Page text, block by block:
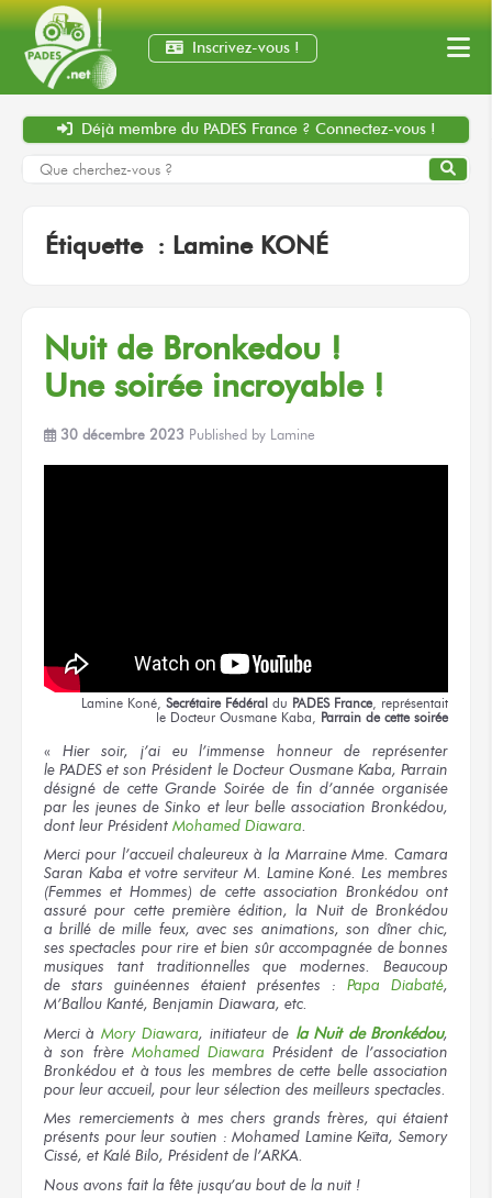
Inscrivez-vous !
Déjà membre du PADES France ? Connectez-vous !
Étiquette : Lamine KONÉ
Nuit de Bronkedou !
Une soirée incroyable !
30 décembre 2023 Published by Lamine
Lamine Koné, Secrétaire Fédéral du PADES France, représentait
le Docteur Ousmane Kaba, Parrain de cette soirée
« Hier soir, j’ai eul’immense honneurde représenter
le PADES et son Président le DocteurOusmane Kaba, Parrain
désigné de cette Grande Soirée de fin d’année organisée
par les jeunes de Sinko et leur belleassociation Bronkédou,
dont leur Président Mohamed Diawara.
Merci pour l’accueilchaleureux à la Marraine Mme. Camara
Saran Kaba et votre serviteur M. LamineKoné.Les membres
(Femmeset Hommes) de cette association Bronkédou ont
assurépour cette premièreédition,la Nuit de Bronkédou
a brillé de mille feux,avec ses animations, son dînerchic,
ses spectacles pour rire et bien sûraccompagnée de bonnes
musiques tant traditionnelles que modernes.
Beaucoup
de stars guinéennes étaient présentes : Papa Diabaté,
M’Ballou Kanté, Benjamin Diawara, etc.
Mercià MoryDiawara, initiateurde la Nuit de Bronkédou,
à son frère Mohamed Diawara Président de l’association
Bronkédouet à tous les membres de cette belleassociation
pour leur accueil, pour leur sélection des meilleurs spectacles.
Mes remerciements à mes chers grands frères, qui étaient
présents pour leur soutien : Mohamed Lamine Keïta, Semory
Cissé, et Kalé Bilo, Président de l’ARKA.
Nous avons fait la fête jusqu’au bout de la nuit !